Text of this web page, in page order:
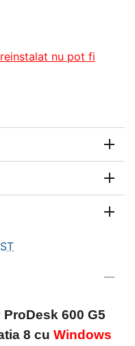
nu pot fi
ProDesk 600 G5
8 cu Windows